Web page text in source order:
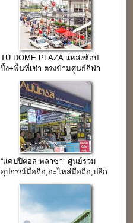
TU DOME PLAZA แหล่งช้อป
ปิ้ง+พื้นที่เช่า ตรงข้ามศูนย์กีฬา
“แคปปิตอล พลาซ่า” ศูนย์รวม
อุปกรณ์มือถือ,อะไหล่มือถือ,ปลีก
และส่ง ใจกลางย่านคลองถม
เสือป่า